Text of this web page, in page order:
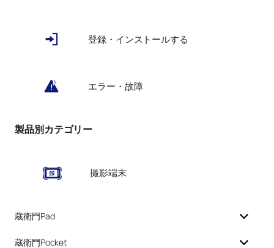
登録・インストールする
エラー・故障
製品別カテゴリー
撮影端末
蔵衛門Pad
蔵衛門Pocket